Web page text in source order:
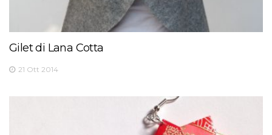
Gilet di Lana Cotta
21 Ott 2014